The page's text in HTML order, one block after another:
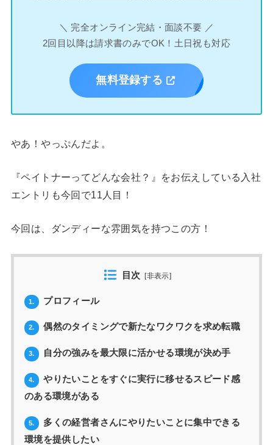
＼ 完全オンライン完結・面談不要 ／
2回目以降は請求書のみでOK！土日祝も対応
無料登録する
やあ！やっぷんだよ。
『ペイトナーってどんな会社？』をお伝えしている入社
エントリも今回で11人目！
今回は、ダンディーな雰囲気を持つこの方！
目次 [非表示]
1. プロフィール
2. 偶然のタイミングで新たなワクワクを求め転職
3. 自分の強みを最大限に活かせる環境が決め手
4.
やりたいことをすぐに実行に移せるスピード感
のある環境がある
5.
多くの経営者さんにやりたいことに集中できる
環境を提供したい